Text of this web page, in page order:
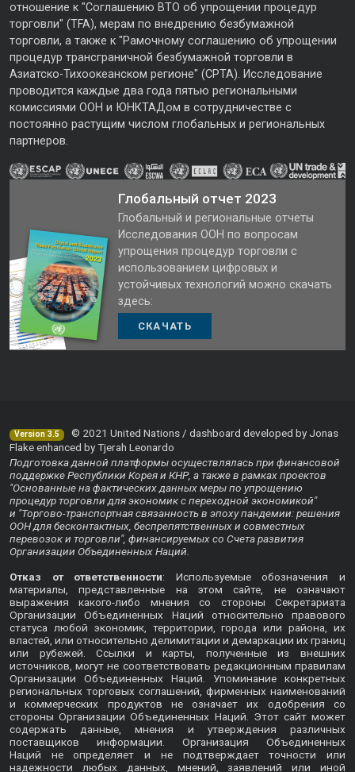
отношение к "Соглашению ВТО об упрощении процедур
торговли" (TFA), мерам по внедрению безбумажной
торговли, а также к "Рамочному соглашению об упрощении
процедур трансграничной безбумажной торговли в
Азиатско-Тихоокеанском регионе" (CPTA). Исследование
проводится каждые два года пятью региональными
комиссиями ООН и ЮНКТАДом в сотрудничестве с
постоянно растущим числом глобальных и региональных
партнеров.
Глобальный отчет 2023
Глобальный и региональные отчеты
Исследования ООН по вопросам
упрощения процедур торговли с
использованием цифровых и
устойчивых технологий можно скачать
здесь:
СКАЧАТЬ
Version 3.5
© 2021 United Nations / dashboard developed by Jonas
Flake enhanced by Tjerah Leonardo
Подготовка данной платформы осуществлялась при финансовой
поддержке Республики Корея и КНР, а также в рамках проектов
"Основанные на фактических данных меры по упрощению
процедур торговли для экономик с переходной экономикой"
и "Торгово-транспортная связанность в эпоху пандемии: решения
ООН для бесконтактных, беспрепятственных и совместных
перевозок и торговли", финансируемых со Счета развития
Организации Объединенных Наций.
Отказ от ответственности: Используемые обозначения и
материалы, представленные на этом сайте, не означают
выражения какого-либо мнения со стороны Секретариата
Организации Объединенных Наций относительно правового
статуса любой экономик, территории, города или района, их
властей, или относительно делимитации и демаркации их границ
или рубежей. Ссылки и карты, полученные из внешних
источников, могут не соответствовать редакционным правилам
Организации Объединенных Наций. Упоминание конкретных
региональных торговых соглашений, фирменных наименований
и коммерческих продуктов не означает их одобрения со
стороны Организации Объединенных Наций. Этот сайт может
содержать данные, мнения и утверждения различных
поставщиков информации. Организация Объединенных
Наций не определяет и не подтверждает точности или
надежности любых данных, мнений, заявлений или иной